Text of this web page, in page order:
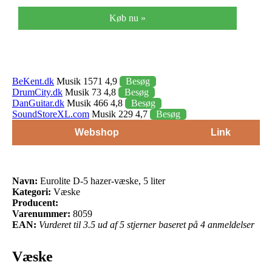
Køb nu »
BeKent.dk Musik 1571 4,9
Besøg
DrumCity.dk Musik 73 4,8
Besøg
DanGuitar.dk Musik 466 4,8
Besøg
SoundStoreXL.com Musik 229 4,7
Besøg
Webshop
Link
Navn: Eurolite D-5 hazer-væske, 5 liter
Kategori: Væske
Producent:
Varenummer: 8059
EAN: Vurderet til 3.5 ud af 5 stjerner baseret på 4 anmeldelser
Væske